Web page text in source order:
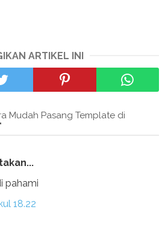
ARTIKEL INI
Mudah Pasang Template di
pahami
18.22